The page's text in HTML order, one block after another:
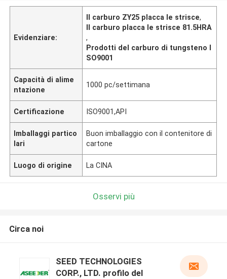
Evidenziare:
Il carburo ZY25 placca le strisce,
Il carburo placca le strisce 81.5HRA
,
Prodotti del carburo di tungsteno I
SO9001
Capacità di alime
ntazione
1000 pc/settimana
Certificazione ISO9001,API
Imballaggi partico
lari
Buon imballaggio con il contenitore di
cartone
Luogo di origine La CINA
Osservi più
Circa noi
SEED TECHNOLOGIES
CORP., LTD. profilo del